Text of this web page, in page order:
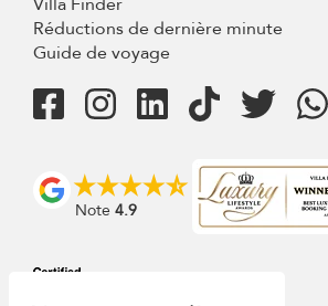
Villa Finder
Réductions de dernière minute
Guide de voyage
Note 4.9